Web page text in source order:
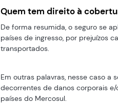
Quem tem direito à
De forma resumida, o seguro se
países de ingresso, por prejuízos
transportados.
Em outras palavras, nesse caso a
decorrentes de danos corporais
países do Mercosul.